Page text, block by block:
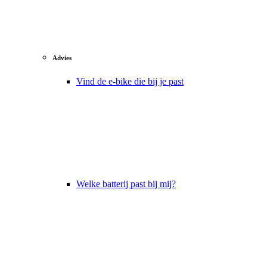
Advies
Vind de e-bike die bij je past
Welke batterij past bij mij?